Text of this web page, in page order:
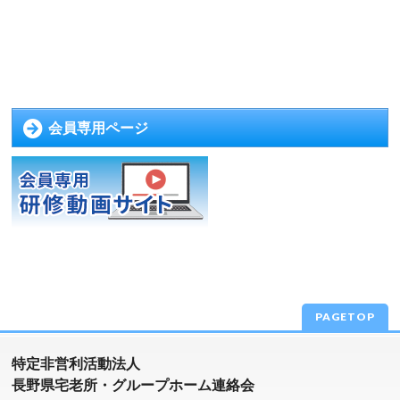
会員専用ページ
PAGETOP
特定非営利活動法人
長野県宅老所・グループホーム連絡会